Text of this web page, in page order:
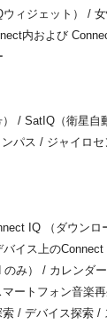
ィジェット） /
内および
/ SatIQ（衛星自
パス / ジャイロ
IQ （ダウンロ
イス上の
み） / カレンダ
ートフォン音楽
/ デバイス探索 /